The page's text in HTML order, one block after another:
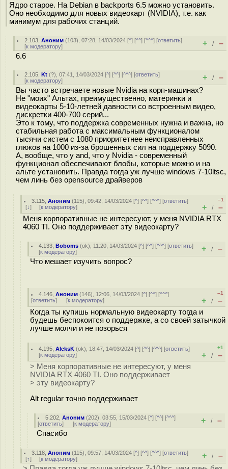
Ядро старое. На Debian в backports 6.5 можно установить.
Оно необходимо для новых видеокарт (NVIDIA), т.е. как
минимум для рабочих станций.
2.103 ,Аноним (103), 07:28, 14/03/2024 [^] [^^] [^^^] [ответить]
[к модератору] + / –
6.6
2.105 ,Kt (?), 07:41, 14/03/2024 [^] [^^] [^^^] [ответить]
[к модератору] + / –
Вы часто встречаете новые Nvidia на корп-машинах?
Не "моих" Альтах, преимущественно, материнки и
видеокарты 5-10-летней давности со встроенным видео,
дискретки 400-700 серий...
Это к тому, что поддержка современных нужна и важна, но
стабильная работа с максимальным функционалом
тысячи систем с 1080 приоритетнее неисправленных
глюков на 1000 из-за брошенных сил на поддержку 5090.
А, вообще, что у and, что у Nvidia - современный
функционал обеспечивают блобы, которые можно и на
альте установить. Правда тогда уж лучше windows 7-10ltsc,
чем линь без opensource драйверов
3.115 ,Аноним (115), 09:42, 14/03/2024 [^] [^^] [^^^] [ответить]
[↓] [к модератору]
–1
+ / –
Меня корпоративные не интересуют, у меня NVIDIA RTX
4060 TI. Оно поддерживает эту видеокарту?
4.133 ,Boboms (ok), 11:20, 14/03/2024 [^] [^^] [^^^] [ответить]
[к модератору] + / –
Что мешает изучить вопрос?
4.146 ,Аноним (146), 12:06, 14/03/2024 [^] [^^] [^^^]
[ответить] [к модератору]
–1
+ / –
Когда ты купишь нормальную видеокарту тогда и
будешь беспокоится о поддержке, а со своей затычкой
лучше молчи и не позорься
4.195 ,AleksK (ok), 18:47, 14/03/2024 [^] [^^] [^^^] [ответить]
[к модератору]
+1
+ / –
> Меня корпоративные не интересуют, у меня
NVIDIA RTX 4060 TI. Оно поддерживает
> эту видеокарту?
Alt regular точно поддерживает
5.202 ,Аноним (202), 03:55, 15/03/2024 [^] [^^] [^^^]
[ответить] [к модератору] + / –
Спасибо
3.118 ,Аноним (115), 09:57, 14/03/2024 [^] [^^] [^^^] [ответить]
[↑] [к модератору] + / –